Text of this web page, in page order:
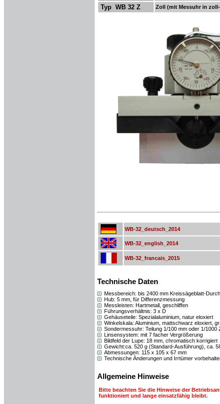
Typ WB 32 Z Zoll (mit Messuhr in
WB-32_deutsch_2014
WB-32_english_2014
WB-32_francais_2015
Technische Daten
Messbereich: bis 2400 mm Kreissägeblatt-
Hub: 5 mm, für Differenzmessung
Messleisten: Hartmetall, geschliffen
Führungsverhältnis: 3 x D
Gehäuseteile: Spezialaluminium, natur eloxiert
Winkelskala: Aluminium, mattschwarz eloxiert,
Sondermessuhr: Teilung 1/100 mm oder 1/1000
Linsensystem: mit 7 facher Vergrößerung
Bildfeld der Lupe: 18 mm, chromatisch korrigiert
Gewicht:ca. 520 g (Standard-Ausführung), ca.
Abmessungen: 115 x 105 x 67 mm
Technische Änderungen und Irrtümer
Allgemeine Hinweise
Bitte beachten Sie die Hinweise der
funktioniert und lange einsatzfähig bleibt.